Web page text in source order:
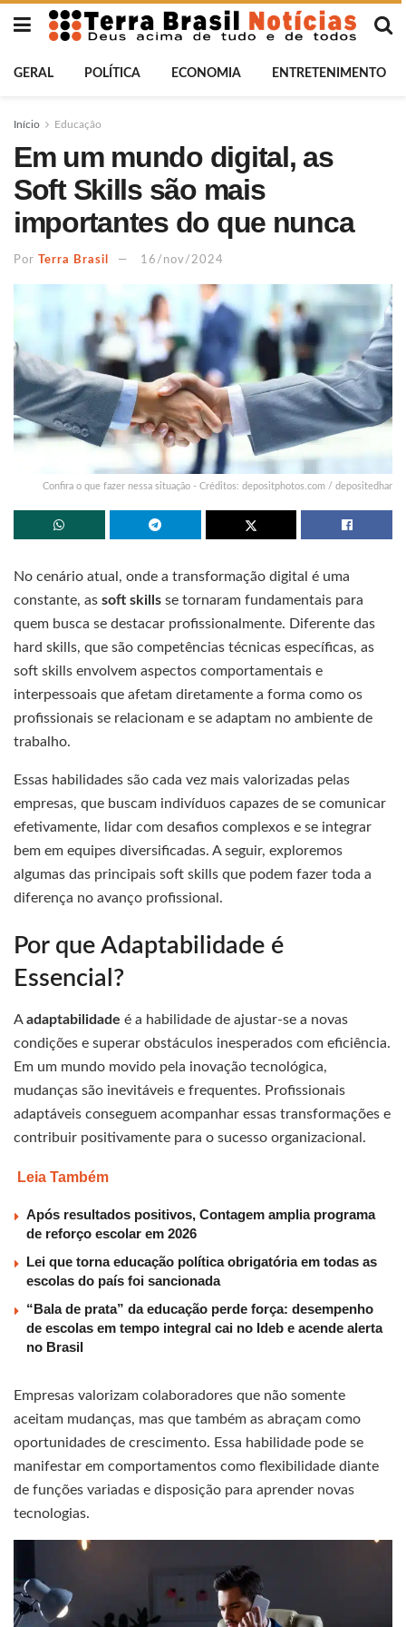
GERAL POLÍTICA ECONOMIA ENTRETENIMENTO
Início Educação
Em um mundo digital, as
Soft Skills são mais
importantes do que nunca
Por Terra Brasil 16/nov/2024
Confira o que fazer nessa situação - Créditos: depositphotos.com / depositedhar
No cenário atual, onde a transformação digital é uma
constante, as soft skills se tornaram fundamentais para
quem busca se destacar profissionalmente. Diferente das
hard skills, que são competências técnicas específicas, as
soft skills envolvem aspectos comportamentais e
interpessoais que afetam diretamente a forma como os
profissionais se relacionam e se adaptam no ambiente de
trabalho.
Essas habilidades são cada vez mais valorizadas pelas
empresas, que buscam indivíduos capazes de se comunicar
efetivamente, lidar com desafios complexos e se integrar
bem em equipes diversificadas. A seguir, exploremos
algumas das principais soft skills que podem fazer toda a
diferença no avanço profissional.
Por que Adaptabilidade é
Essencial?
Aadaptabilidade é a habilidade de ajustar-se a novas
condições e superar obstáculos inesperados com eficiência.
Em um mundo movido pela inovação tecnológica,
mudanças são inevitáveis e frequentes. Profissionais
adaptáveis conseguem acompanhar essas transformações e
contribuir positivamente para o sucesso organizacional.
Leia Também
Após resultados positivos, Contagem amplia programa
de reforço escolar em 2026
Lei que torna educação política obrigatória em todas as
escolas do país foi sancionada
“Bala de prata” da educação perde força: desempenho
de escolas em tempo integral cai no Ideb e acende alerta
no Brasil
Empresas valorizam colaboradores que não somente
aceitam mudanças, mas que também as abraçam como
oportunidades de crescimento. Essa habilidade pode se
manifestar em comportamentos como flexibilidade diante
de funções variadas e disposição para aprender novas
tecnologias.